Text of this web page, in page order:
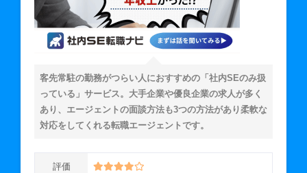
客先常駐の勤務がつらい人におすすめの「社内SEのみ扱
っている」サービス。大手企業や優良企業の求人が多く
あり、エージェントの面談方法も3つの方法があり柔軟な
対応をしてくれる転職エージェントです。
評価